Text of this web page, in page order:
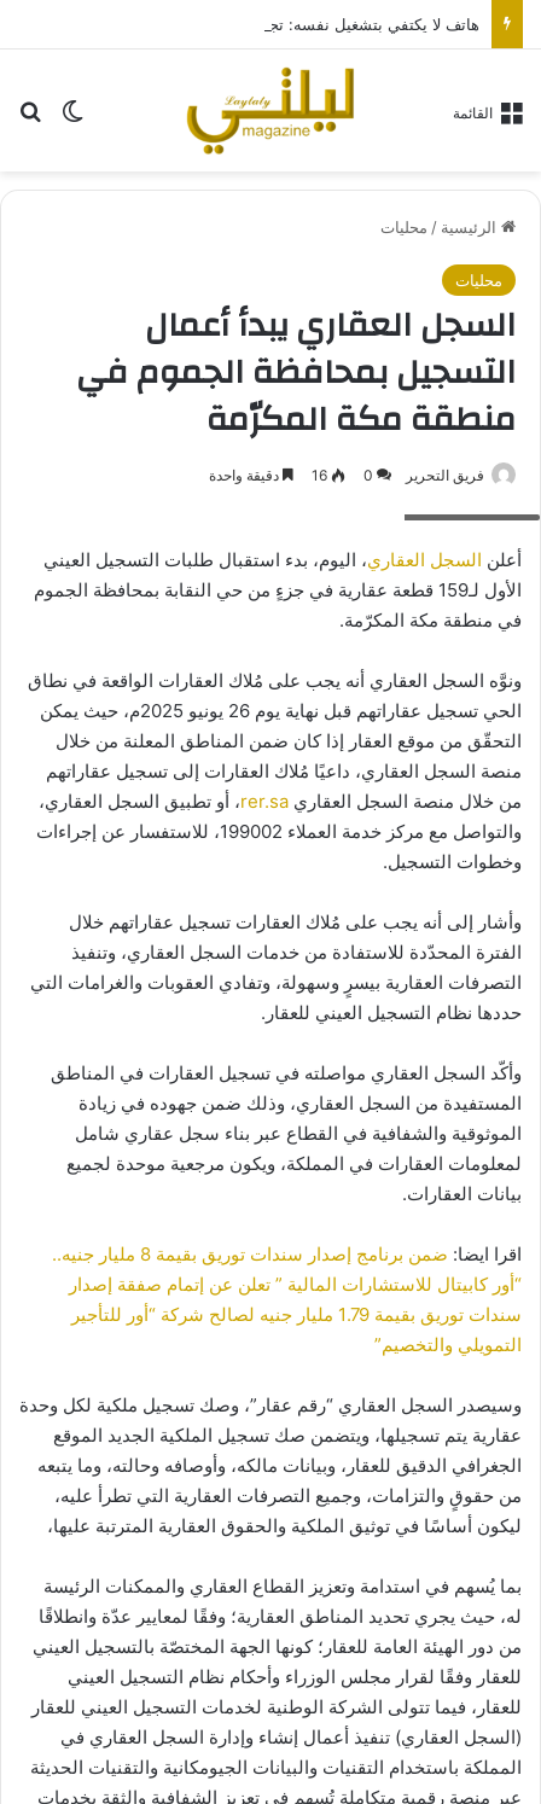
الوضع القائمة
الرئيسية / محليات
محليات
السجل العقاري يبدأ أعمال
التسجيل بمحافظة الجموم في
منطقة مكة المكرّمة
فريق التحرير 0
16 دقيقة واحدة
أعلن السجل العقاري، اليوم، بدء استقبال طلبات التسجيل العيني
الأول لـ159 قطعة عقارية في جزءٍ من حي النقابة بمحافظة الجموم
في منطقة مكة المكرّمة.
ونوَّه السجل العقاري أنه يجب على مُلاك العقارات الواقعة في نطاق
الحي تسجيل عقاراتهم قبل نهاية يوم 26 يونيو 2025م، حيث يمكن
التحقّق من موقع العقار إذا كان ضمن المناطق المعلنة من خلال
منصة السجل العقاري، داعيًا مُلاك العقارات إلى تسجيل عقاراتهم
من خلال منصة السجل العقاري rer.sa، أو تطبيق السجل العقاري،
والتواصل مع مركز خدمة العملاء 199002، للاستفسار عن إجراءات
وخطوات التسجيل.
وأشار إلى أنه يجب على مُلاك العقارات تسجيل عقاراتهم خلال
الفترة المحدّدة للاستفادة من خدمات السجل العقاري، وتنفيذ
التصرفات العقارية بيسرٍ وسهولة، وتفادي العقوبات والغرامات التي
حددها نظام التسجيل العيني للعقار.
وأكّد السجل العقاري مواصلته في تسجيل العقارات في المناطق
المستفيدة من السجل العقاري، وذلك ضمن جهوده في زيادة
الموثوقية والشفافية في القطاع عبر بناء سجل عقاري شامل
لمعلومات العقارات في المملكة، ويكون مرجعية موحدة لجميع
بيانات العقارات.
اقرا ايضا:
ضمن برنامج إصدار سندات توريق بقيمة 8 مليار جنيه..
“أور كابيتال للاستشارات المالية ” تعلن عن إتمام صفقة إصدار
سندات توريق بقيمة 1.79 مليار جنيه لصالح شركة “أور للتأجير
التمويلي والتخصيم”
وسيصدر السجل العقاري “رقم عقار”، وصك تسجيل ملكية لكل وحدة
عقارية يتم تسجيلها، ويتضمن صك تسجيل الملكية الجديد الموقع
الجغرافي الدقيق للعقار، وبيانات مالكه، وأوصافه وحالته، وما يتبعه
من حقوقٍ والتزامات، وجميع التصرفات العقارية التي تطرأ عليه،
ليكون أساسًا في توثيق الملكية والحقوق العقارية المترتبة عليها،
بما يُسهم في استدامة وتعزيز القطاع العقاري والممكنات الرئيسة
له، حيث يجري تحديد المناطق العقارية؛ وفقًا لمعايير عدّة وانطلاقًا
من دور الهيئة العامة للعقار؛ كونها الجهة المختصّة بالتسجيل العيني
للعقار وفقًا لقرار مجلس الوزراء وأحكام نظام التسجيل العيني
للعقار، فيما تتولى الشركة الوطنية لخدمات التسجيل العيني للعقار
(السجل العقاري) تنفيذ أعمال إنشاء وإدارة السجل العقاري في
المملكة باستخدام التقنيات والبيانات الجيومكانية والتقنيات الحديثة
عبر منصة رقمية متكاملة تُسهم في تعزيز الشفافية والثقة بخدمات